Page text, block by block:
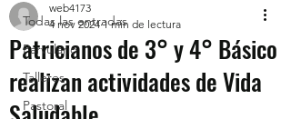
Todas las entradas
Parvulario
Talleres
Pastoral
Patricianos de 3° y 4° Básico
realizan actividades de Vida
web4173
4 nov 2024 1 min de lectura